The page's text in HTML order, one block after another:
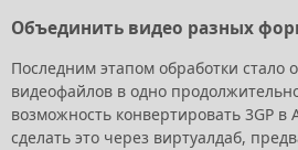
Объединить видео разных
Последним этапом обработки стало
видеофайлов в одно
возможность конвертировать 3GP
сделать это через виртуалдаб,